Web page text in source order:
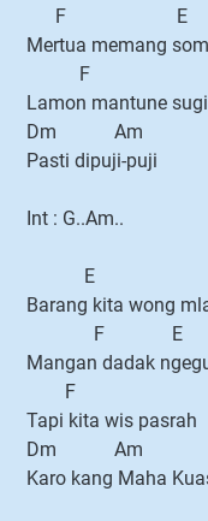
F E
Mertua memang
F
Lamon mantune
Dm Am
Pasti dipuji-puji
Int : G..Am..
E
Barang kita wong
F E
Mangan dadak
F
Tapi kita wis pasrah
Dm Am
Karo kang Maha